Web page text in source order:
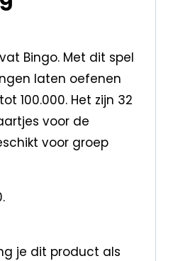
Bingo. Met dit spel
laten oefenen
100.000. Het zijn 32
voor de
voor groep
je dit product als